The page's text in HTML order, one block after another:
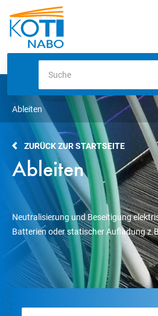
Ableiten
ZURÜCK ZUR STARTSEITE
Ableiten
Neutralisierung und Beseitigung
Batterien oder statischer Aufladung